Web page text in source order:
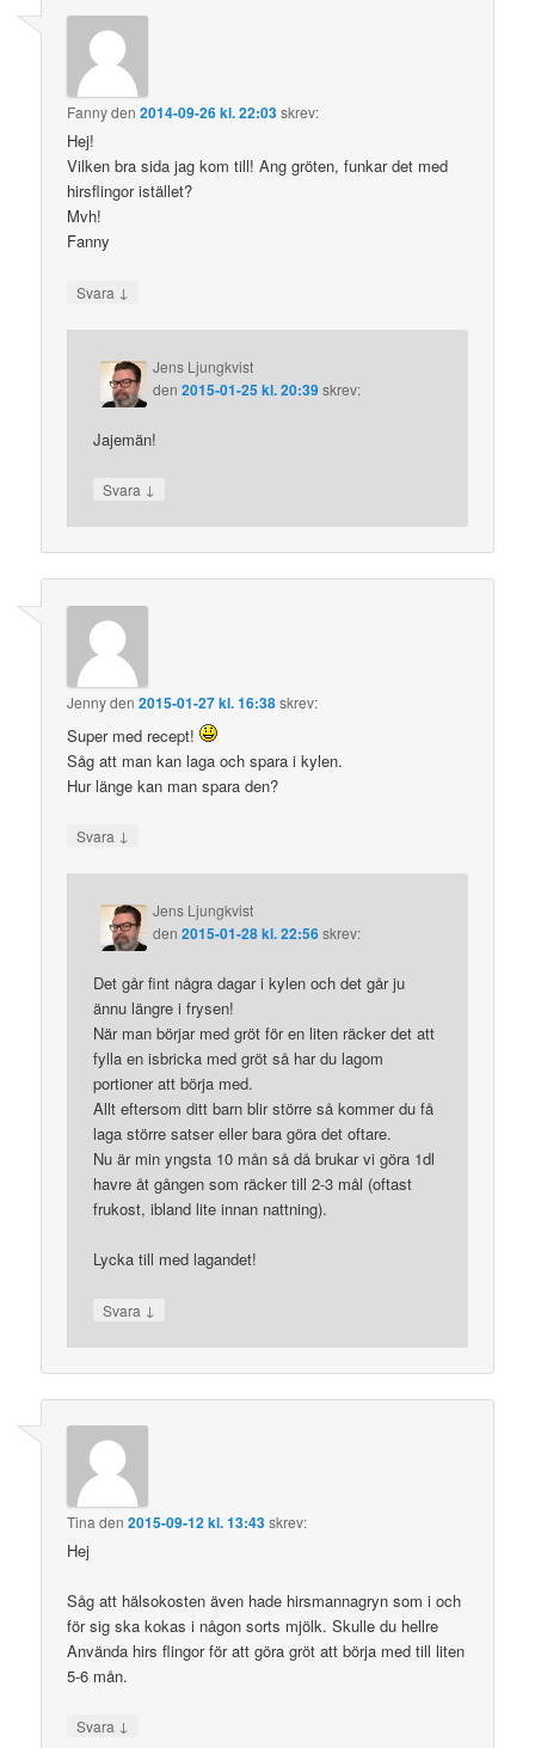
Fannyden2014-09-26 kl. 22:03skrev:
Hej!
Vilken bra sida jag kom till! Ang gröten, funkar det med
hirsflingor istället?
Mvh!
Fanny
Svara ↓
Jens Ljungkvist
den2015-01-25 kl. 20:39skrev:
Jajemän!
Svara ↓
Jennyden2015-01-27 kl. 16:38skrev:
Super med recept!
Såg att man kan laga och spara i kylen.
Hur länge kan man spara den?
Svara ↓
Jens Ljungkvist
den2015-01-28 kl. 22:56skrev:
Det går fint några dagar i kylen och det går ju
ännu längre i frysen!
När man börjar med gröt för en liten räcker det att
fylla en isbricka med gröt så har du lagom
portioner att börja med.
Allt eftersom ditt barn blir större så kommer du få
laga större satser eller bara göra det oftare.
Nu är min yngsta 10 mån så då brukar vi göra 1dl
havre åt gången som räcker till 2-3 mål (oftast
frukost, ibland lite innan nattning).
Lycka till med lagandet!
Svara ↓
Tina den2015-09-12 kl. 13:43skrev:
Hej
Såg att hälsokosten även hade hirsmannagryn som i och
för sig ska kokas i någon sorts mjölk. Skulle du hellre
Använda hirs flingor för att göra gröt att börja med till liten
5-6 mån.
Svara ↓